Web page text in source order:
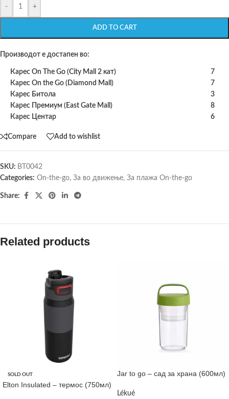
- +
ADD TO CART
Производот е достапен во:
Карес On The Go (City Mall 2 кат)
7
Карес On the Go (Diamond Mall)
7
Карес Битола
3
Карес Премиум (East Gate Mall)
8
Карес Центар
6
Compare Add to wishlist
SKU: BT0042
Categories: On-the-go, За во движење, За плажа On-the-go
Share:
Related products
SOLD OUT
Elton Insulated – термос (750мл)
Jar to go – сад за храна (600мл)
Lékué